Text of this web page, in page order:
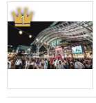
1